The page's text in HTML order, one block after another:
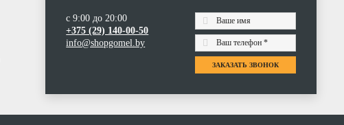
с 9:00 до 20:00
+375 (29) 140-00-50
info@shopgomel.by
ЗАКАЗАТЬ ЗВОНОК